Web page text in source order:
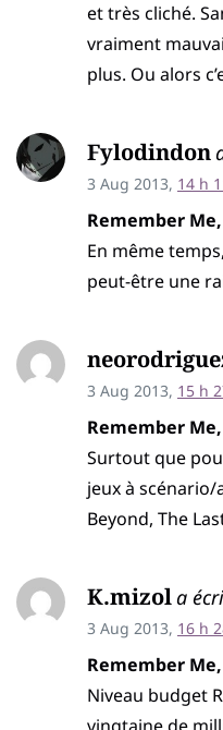
et très cliché.
vraiment
plus. Ou alors
Fylodindon
3 Aug 2013, 14 h
Remember
En même
peut-être une
3 Aug 2013, 15 h
Remember
Surtout que
jeux à scénario/
Beyond, The
K.mizola
3 Aug 2013, 16 h
Remember
Niveau budget